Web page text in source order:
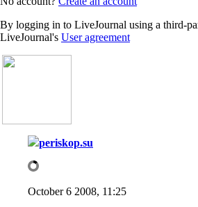
By logging in to LiveJournal using a third-
LiveJournal's User agreement
periskop.su
October 6 2008, 11:25